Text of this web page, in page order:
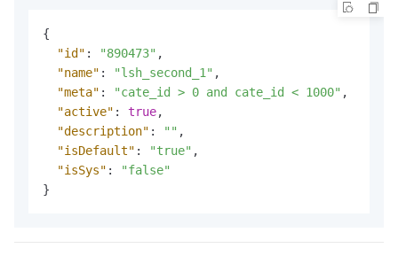
{
"id" : "890473" ,
"name" : "lsh_second_1" ,
"meta" : "cate_id > 0 and cate_id < 1000" ,
"active" : true,
"description" : "" ,
"isDefault" : "true" ,
"isSys" :
"false"
}